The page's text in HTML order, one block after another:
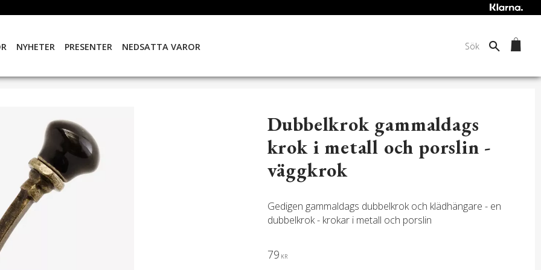
NYHETER PRESENTER NEDSATTA VAROR
Dubbelkrok gammaldags
krok i metall och porslin -
väggkrok
Gedigen gammaldags dubbelkrok och klädhängare - en
dubbelkrok - krokar i metall och porslin
79 KR